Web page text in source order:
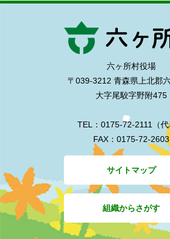
六ヶ所村役場
〒039-3212 青森県上北郡
大字尾駮字野附475
TEL：0175-72-2111（代
FAX：0175-72-2603
サイトマップ
組織からさがす